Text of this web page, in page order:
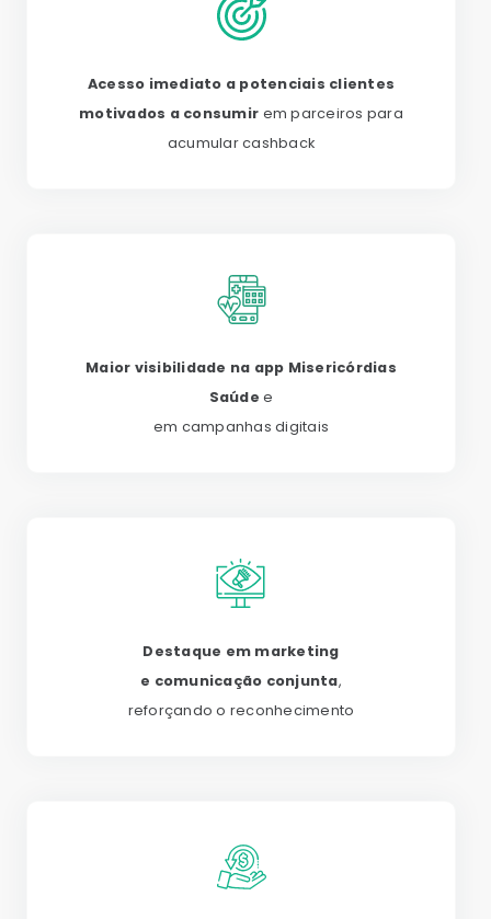
Acesso imediato a potenciais clientes
motivados a consumir em parceiros para
acumular cashback
Maior visibilidade na app Misericórdias
Saúde e
em campanhas digitais
Destaque em marketing
e comunicação conjunta,
reforçando o reconhecimento